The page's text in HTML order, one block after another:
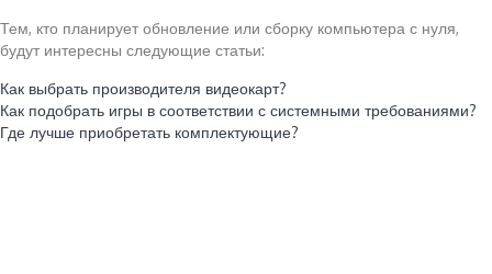
Тем, кто планирует обновление или сборку компьютера с нуля,
будут интересны следующие статьи:
Как выбрать производителя видеокарт?
Как подобрать игры в соответствии с системными требованиями?
Где лучше приобретать комплектующие?